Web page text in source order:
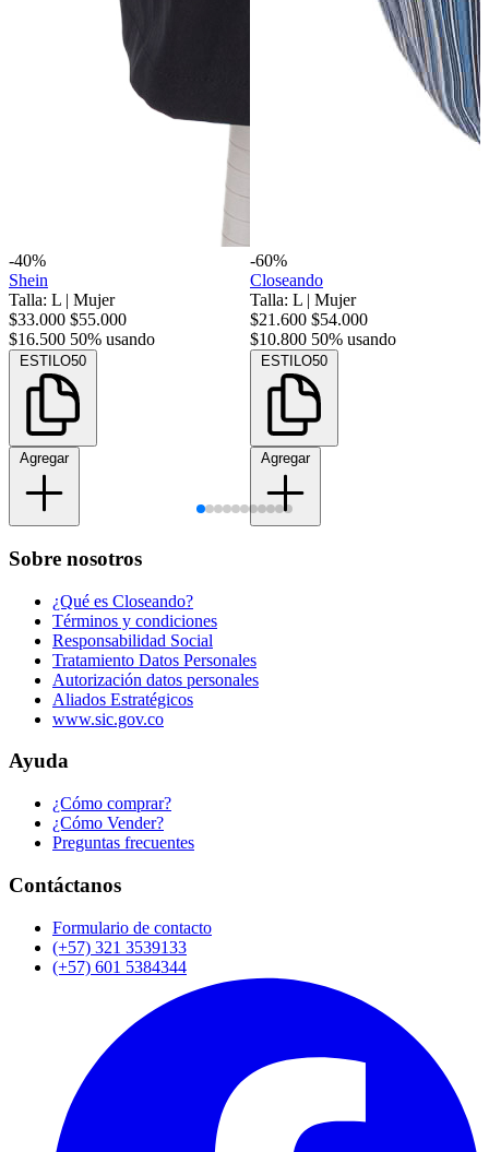
-40%
Shein
Talla: L | Mujer
$33.000 $55.000
$16.500 50% usando
ESTILO50
Agregar
-60%
Closeando
Talla: L | Mujer
$21.600 $54.000
$10.800 50% usando
ESTILO50
Agregar
Sobre nosotros
¿Qué es Closeando?
Términos y condiciones
Responsabilidad Social
Tratamiento Datos Personales
Autorización datos personales
Aliados Estratégicos
www.sic.gov.co
Ayuda
¿Cómo comprar?
¿Cómo Vender?
Preguntas frecuentes
Contáctanos
Formulario de contacto
(+57) 321 3539133
(+57) 601 5384344